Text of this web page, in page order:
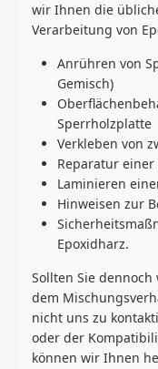
wir Ihnen die
Verarbeitung von
Anrühren von
Gemisch)
Sperrholzplatte
Verkleben von
Reparatur
Laminieren
Hinweisen zur
Epoxidharz.
Sollten Sie
dem
nicht uns zu
oder der
können wir Ihnen